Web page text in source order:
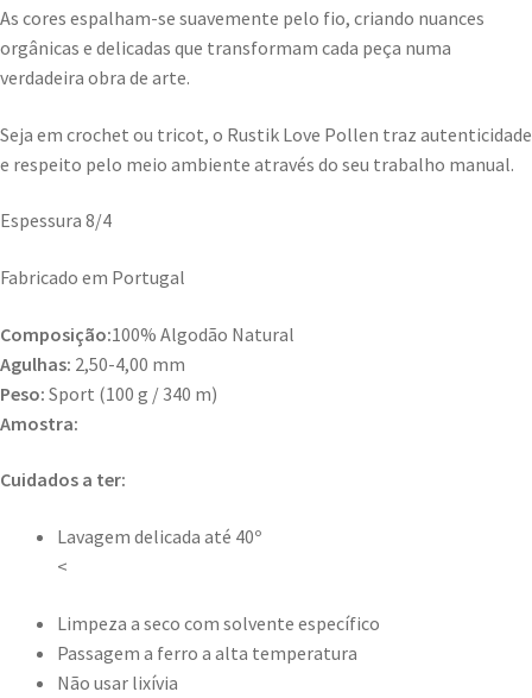
As cores espalham-se suavemente pelo fio, criando nuances
orgânicas e delicadas que transformam cada peça numa
verdadeira obra de arte.
Seja em crochet ou tricot, o Rustik Love Pollen traz autenticidade
e respeito pelo meio ambiente através do seu trabalho manual.
Espessura 8/4
Fabricado em Portugal
Composição:100% Algodão Natural
Agulhas: 2,50-4,00 mm
Peso: Sport (100 g / 340 m)
Amostra:
Cuidados a ter:
Lavagem delicada até 40º
<
Limpeza a seco com solvente específico
Passagem a ferro a alta temperatura
Não usar lixívia